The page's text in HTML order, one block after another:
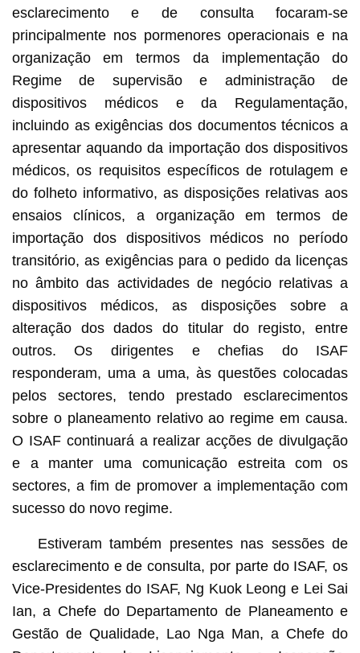
esclarecimento e de consulta focaram-se
principalmente nos pormenores operacionais e na
organização em termos da implementação do
Regime de supervisão e administração de
dispositivos médicos e da Regulamentação,
incluindo as exigências dos documentos técnicos a
apresentar aquando da importação dos dispositivos
médicos, os requisitos específicos de rotulagem e
do folheto informativo, as disposições relativas aos
ensaios clínicos, a organização em termos de
importação dos dispositivos médicos no período
transitório, as exigências para o pedido da licenças
no âmbito das actividades de negócio relativas a
dispositivos médicos, as disposições sobre a
alteração dos dados do titular do registo, entre
outros. Os dirigentes e chefias do ISAF
responderam, uma a uma, às questões colocadas
pelos sectores, tendo prestado esclarecimentos
sobre o planeamento relativo ao regime em causa.
O ISAF continuará a realizar acções de divulgação
e a manter uma comunicação estreita com os
sectores, a fim de promover a implementação com
sucesso do novo regime.
Estiveram também presentes nas sessões de
esclarecimento e de consulta, por parte do ISAF, os
Vice-Presidentes do ISAF, Ng Kuok Leong e Lei Sai
Ian, a Chefe do Departamento de Planeamento e
Gestão de Qualidade, Lao Nga Man, a Chefe do